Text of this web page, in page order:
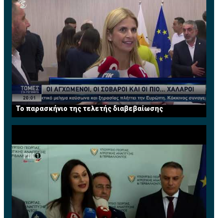
Ο Παναθηναϊκός υπερτερεί στην ευστοχία από μακριά
και κάνει λιγότερα λάθη και περισσότερα κλεψίματα.
Οι αριθμοί του: μ.ο78.5π με 51.3%δ, 31.9%τρ, 66.6%β,
22ρ, 16.5ασ, 8κλ, 11λ και 2 κοψ.
Στον Ολυμπιακό οι πρωταγωνιστές δεν...
εκδηλώθηκαν πλήρως. Είπαμε, ο Σλούκας δεν
αγωνίστηκε στο δεύτερο ματς, ο Βεζένκοβ έφυγε
τραυματίας και οΓουόκαπαποβλήθηκε. Παρότι,
πάντως, έφυγε νωρίς-νωρίς στο Game 2, ο Αμερικανός
έχει προλάβει να κάνει ένα σπουδαίο ματς και είναι
πρώτος σκόρερ του Ολυμπιακού με 13.5π (και 4.5ασ)
απόδειξη ότι έχει προσαρμοστεί στην άμυνα του
Παναθηναϊκού που τον... προκαλεί να σουτάρει.
Συγκριτικά πάντως ο παίκτης που δημιουργεί τα
περισσότερα προβλήματα στον Παναθηναϊκό
παραμένει ο
Μουσταφά Φαλ
με μέσο όρο 11π, 6.5ρ και
4 ασίστ! Ο Γάλλος δεν έχει χάσει ακόμα σουτ (10/10)
εκείνη τη στιγμή. Αλλά φαίνεται ότι θα τον δούμε πίσω
στους Λέικερς του χρόνου», πρόσθεσε.
Πηγή: sport-fm.gr
Το παρασκήνιο της τελετής διαβεβαίωσης